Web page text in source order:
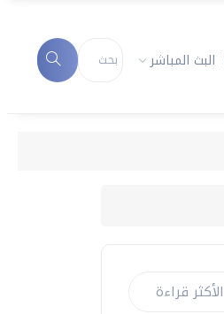
البث المباشر
الأكثر قراءة